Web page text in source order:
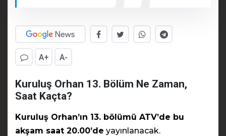
A+ A-
Kuruluş Orhan 13. Bölüm Ne Zaman,
Saat Kaçta?
Kuruluş Orhan’ın 13. bölümü ATV’de bu
akşam saat 20.00’de yayınlanacak.